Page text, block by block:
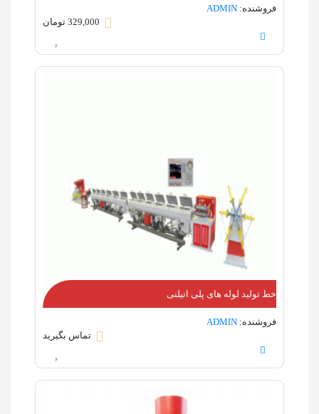
فروشنده: ADMIN
329,000 تومان
خط تولید لوله های پلی اتیلنی
فروشنده: ADMIN
تماس بگیرید